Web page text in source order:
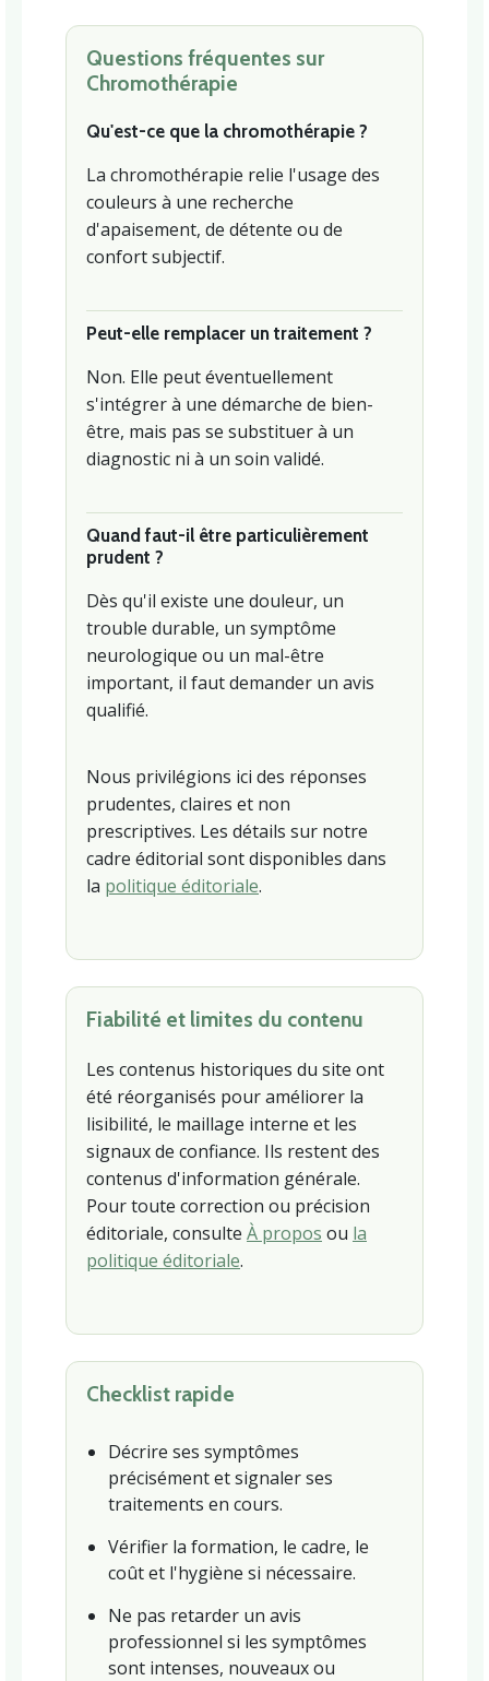
Questions fréquentes sur
Chromothérapie
Qu'est-ce que la chromothérapie ?
La chromothérapie relie l'usage des
couleurs à une recherche
d'apaisement, de détente ou de
confort subjectif.
Peut-elle remplacer un traitement ?
Non. Elle peut éventuellement
s'intégrer à une démarche de bien-
être, mais pas se substituer à un
diagnostic ni à un soin validé.
Quand faut-il être particulièrement
prudent ?
Dès qu'il existe une douleur, un
trouble durable, un symptôme
neurologique ou un mal-être
important, il faut demander un avis
qualifié.
Nous privilégions ici des réponses
prudentes, claires et non
prescriptives. Les détails sur notre
cadre éditorial sont disponibles dans
la politique éditoriale.
Fiabilité et limites du contenu
Les contenus historiques du site ont
été réorganisés pour améliorer la
lisibilité, le maillage interne et les
signaux de confiance. Ils restent des
contenus d'information générale.
Pour toute correction ou précision
éditoriale, consulte À propos ou la
politique éditoriale.
Checklist rapide
Décrire ses symptômes
précisément et signaler ses
traitements en cours.
Vérifier la formation, le cadre, le
coût et l'hygiène si nécessaire.
Ne pas retarder un avis
professionnel si les symptômes
sont intenses, nouveaux ou